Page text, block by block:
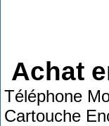
Achat
Téléphone
Cartouche